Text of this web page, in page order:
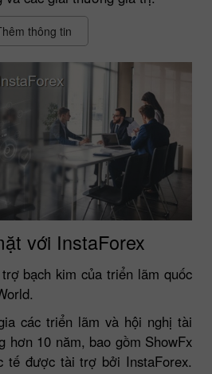
thông tin
với InstaForex
bạch kim của triển lãm quốc
các triển lãm và hội nghị tài
hơn 10 năm, bao gồm ShowFx
tế được tài trợ bởi InstaForex.